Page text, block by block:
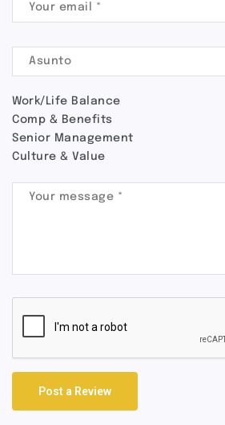
Work/Life Balance
Comp & Benefits
Senior Management
Culture & Value
Post a Review